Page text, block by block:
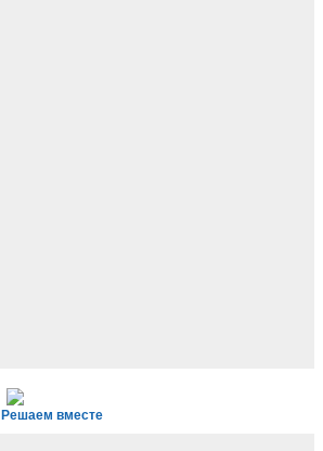
Решаем вместе